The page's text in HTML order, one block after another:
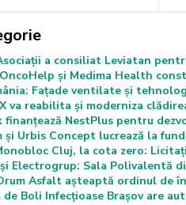
a consiliat Leviatan
și Medima Health
Fațade ventilate și
va reabilita și moderniza
finanțează NestPlus pentru
și Urbis Concept lucrează la
Cluj, la cota zero:
și Electrogrup: Sala Polivalentă
Asfalt așteaptă ordinul de
Boli Infecțioase Brașov are